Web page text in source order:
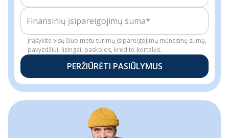
Finansinių įsipareigojimų suma*
Įrašykite visų šiuo metu turimų įsipareigojimų mėnesinę sumą,
pavyzdžiui, lizingai, paskolos, kredito kortelės.
PERŽIŪRĖTI PASIŪLYMUS